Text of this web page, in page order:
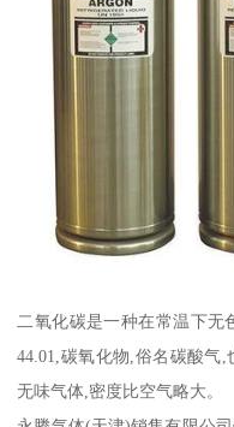
二氧化碳是一种在常温下无
44.01,碳氧化物,俗名碳酸气
无味气体,密度比空气略大。